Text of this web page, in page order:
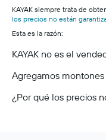
KAYAK siempre trata de
los precios no están
Esta es la razón:
KAYAK no es el
Agregamos
¿Por qué los precios